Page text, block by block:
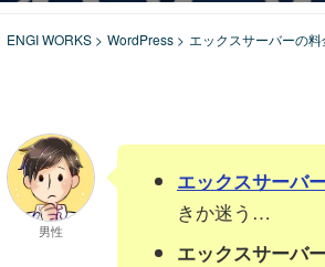
ENGI WORKS > WordPress > エックスサーバーの
男性
エックスサーバ
きか迷う…
エックスサーバ